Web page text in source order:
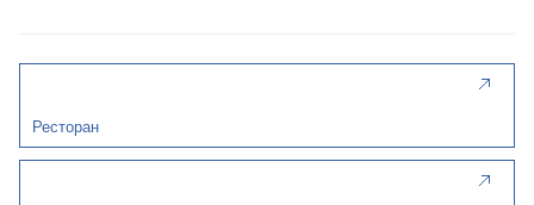
Ресторан